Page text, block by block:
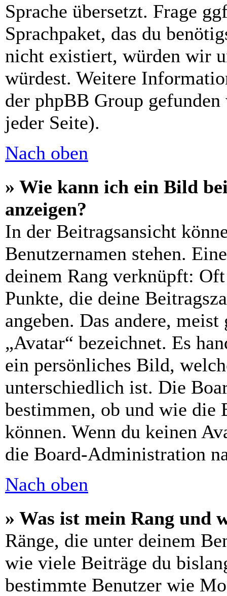
Sprache übersetzt. Frage
Sprachpaket, das du
nicht existiert, würden wir
würdest. Weitere
der phpBB Group
jeder Seite).
Nach oben
» Wie kann ich ein Bild
anzeigen?
In der Beitragsansicht
Benutzernamen stehen.
deinem Rang verknüpft:
Punkte, die deine
angeben. Das andere,
„Avatar“ bezeichnet. Es
ein persönliches Bild,
unterschiedlich ist. Die
bestimmen, ob und wie die
können. Wenn du keinen
die Board-Administration
Nach oben
» Was ist mein Rang und
Ränge, die unter deinem
wie viele Beiträge du
bestimmte Benutzer wie